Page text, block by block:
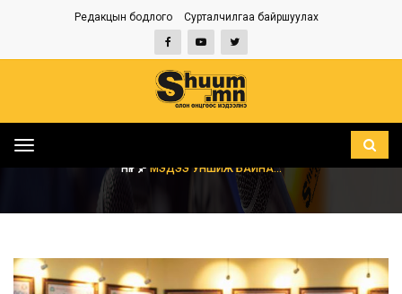
Редакцын бодлого Сурталчилгаа байршуулах
Toggle
НҮҮР МЭДЭЭ УНШИЖ БАЙНА...